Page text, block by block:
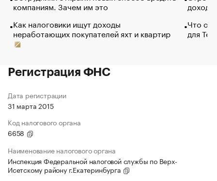
компаниям. Зачем им это
Как налоговики ищут доходы
неработающих покупателей яхт и квартир
Что
для
Регистрация ФНС
Дата регистрации
31 марта 2015
Код налогового органа
6658
Наименование налогового органа
Инспекция Федеральной налоговой службы по Верх-
Исетскому району г.Екатеринбурга